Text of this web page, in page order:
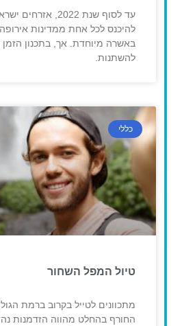
עד לסוף שנת 2022,
להיכנס לכל אחת ממדינות
באשרה מיוחדת. אך, בתכנון הזמן
להשתנות.
כללי
טיול המפל השחור
מתכוונים לטייל בקרוב ברמת
החורף בהחלט מהווה הזדמנות